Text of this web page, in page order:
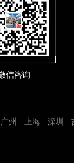
信咨询
广州 上海 深圳